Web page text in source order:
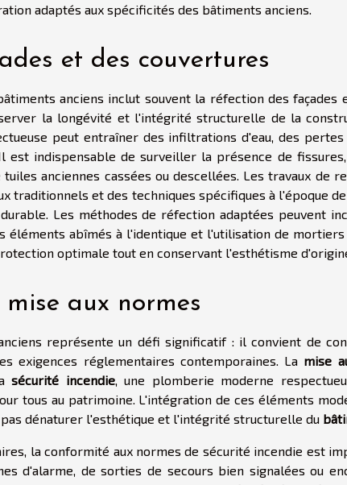
adaptés aux spécificités des bâtiments anciens.
et des couvertures
anciens inclut souvent la réfection des façades
la longévité et l'intégrité structurelle de la
peut entraîner des infiltrations d'eau, des
est indispensable de surveiller la présence de
anciennes cassées ou descellées. Les travaux de
traditionnels et des techniques spécifiques à l'époque
Les méthodes de réfection adaptées peuvent
éléments abîmés à l'identique et l'utilisation de
optimale tout en conservant l'esthétisme
aux normes
représente un défi significatif : il convient de
exigences réglementaires contemporaines. La mise
sécurité incendie, une plomberie moderne
tous au patrimoine. L'intégration de ces éléments
dénaturer l'esthétique et l'intégrité structurelle du
la conformité aux normes de sécurité incendie est
d'alarme, de sorties de secours bien signalées ou